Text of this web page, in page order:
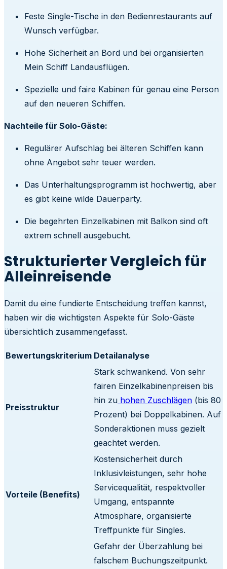
Feste Single-Tische in den Bedienrestaurants auf
Wunsch verfügbar.
Hohe Sicherheit an Bord und bei organisierten
Mein Schiff Landausflügen.
Spezielle und faire Kabinen für genau eine Person
auf den neueren Schiffen.
Nachteile für Solo-Gäste:
Regulärer Aufschlag bei älteren Schiffen kann
ohne Angebot sehr teuer werden.
Das Unterhaltungsprogramm ist hochwertig, aber
es gibt keine wilde Dauerparty.
Die begehrten Einzelkabinen mit Balkon sind oft
extrem schnell ausgebucht.
Strukturierter Vergleich für
Alleinreisende
Damit du eine fundierte Entscheidung treffen kannst,
haben wir die wichtigsten Aspekte für Solo-Gäste
übersichtlich zusammengefasst.
Bewertungskriterium Detailanalyse
Preisstruktur
Stark schwankend. Von sehr
fairen Einzelkabinenpreisen bis
hin zu hohen Zuschlägen (bis 80
Prozent) bei Doppelkabinen. Auf
Sonderaktionen muss gezielt
geachtet werden.
Vorteile (Benefits)
Kostensicherheit durch
Inklusivleistungen, sehr hohe
Servicequalität, respektvoller
Umgang, entspannte
Atmosphäre, organisierte
Treffpunkte für Singles.
Gefahr der Überzahlung bei
falschem Buchungszeitpunkt.